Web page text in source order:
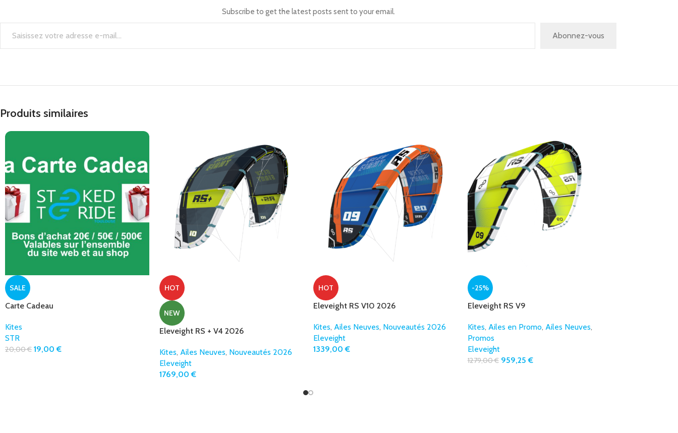
Subscribe to get the latest posts sent to your email.
Abonnez-vous
Produits similaires
SALE
Carte Cadeau
Kites
STR
20,00€ 19,00€
HOT
NEW
Eleveight RS + V4 2026
Kites, Ailes Neuves, Nouveautés 2026
Eleveight
1769,00€
HOT
Eleveight RS V10 2026
Kites, Ailes Neuves, Nouveautés 2026
Eleveight
1339,00€
-25%
Eleveight RS V9
Kites, Ailes en Promo, Ailes Neuves,
Promos
Eleveight
1279,00€ 959,25€